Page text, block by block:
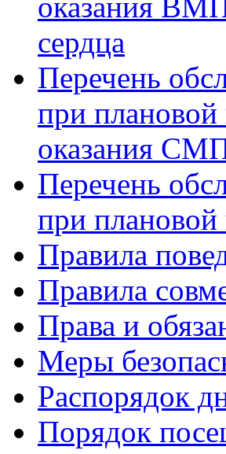
сердца
Перечень
при плановой
оказания
Перечень
при плановой
Правила
Правила
Права и
Меры
Распорядок
Порядок